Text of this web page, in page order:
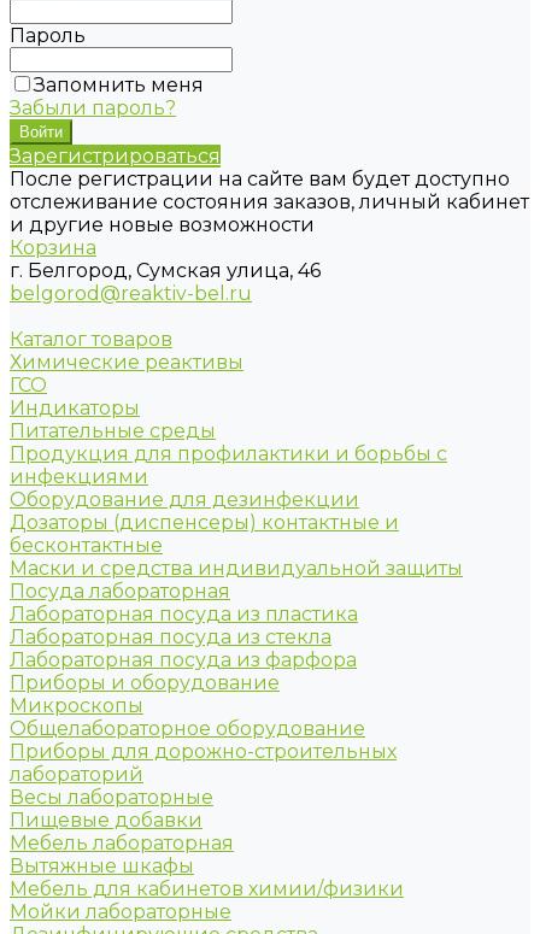
Пароль
Запомнить меня
Забыли пароль?
Зарегистрироваться
После регистрации на сайте вам будет доступно
отслеживание состояния заказов, личный кабинет
и другие новые возможности
Корзина
г. Белгород, Сумская улица, 46
belgorod@reaktiv-bel.ru
Каталог товаров
Химические реактивы
ГСО
Индикаторы
Питательные среды
Продукция для профилактики и борьбы с
инфекциями
Оборудование для дезинфекции
Дозаторы (диспенсеры) контактные и
бесконтактные
Маски и средства индивидуальной защиты
Посуда лабораторная
Лабораторная посуда из пластика
Лабораторная посуда из стекла
Лабораторная посуда из фарфора
Приборы и оборудование
Микроскопы
Общелабораторное оборудование
Приборы для дорожно-строительных
лабораторий
Весы лабораторные
Пищевые добавки
Мебель лабораторная
Вытяжные шкафы
Мебель для кабинетов химии/физики
Мойки лабораторные